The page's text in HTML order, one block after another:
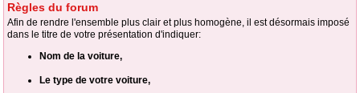
Règles du forum
Afin de rendre l'ensemble plus clair et plus homogène, il est désormais imposé
dans le titre de votre présentation d'indiquer:
Nom de la voiture,
Le type de votre voiture,